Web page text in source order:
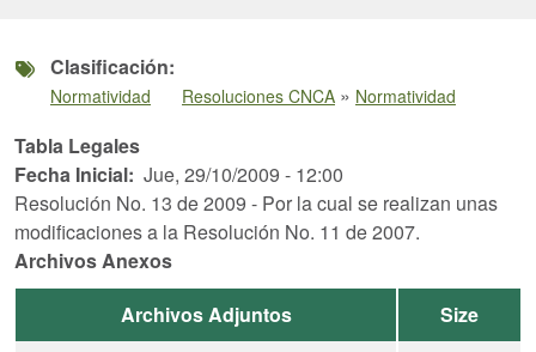
Clasificación
Normatividad Resoluciones CNCA » Normatividad
Tabla Legales
Fecha Inicial Jue, 29/10/2009 - 12:00
Resolución No. 13 de 2009 - Por la cual se realizan unas
modificaciones a la Resolución No. 11 de 2007.
Archivos Anexos
Archivos Adjuntos
Size